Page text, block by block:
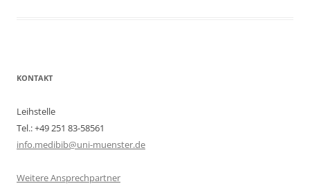
KONTAKT
Leihstelle
Tel.: +49 251 83-58561
info.medibib@uni-muenster.de
Weitere Ansprechpartner